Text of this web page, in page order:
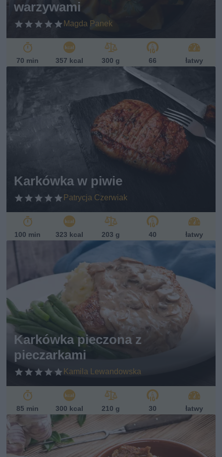
warzywami
Magda Panek
70 min 357 kcal 300 g 66 łatwy
Karkówka w piwie
Patrycja Czerwiak
100 min 323 kcal 203 g 40 łatwy
Karkówka pieczona z
pieczarkami
Kamila Lewandowska
85 min 300 kcal 210 g 30 łatwy